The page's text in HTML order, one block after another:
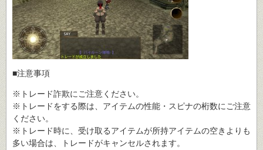
■注意事項
※トレード詐欺にご注意ください。
※トレードをする際は、アイテムの性能・スピナの桁数にご注意
ください。
※トレード時に、受け取るアイテムが所持アイテムの空きよりも
多い場合は、トレードがキャンセルされます。